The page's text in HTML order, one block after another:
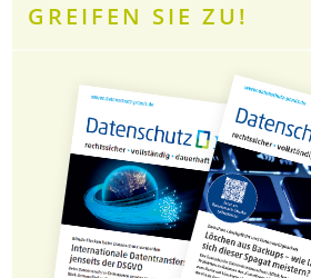
GREIFEN SIE ZU!